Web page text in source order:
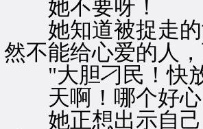
她不要呀！
她知道被捉走的
然不能给心爱的人
"大胆刁民！快
天啊！哪个好心
她正想出示自己